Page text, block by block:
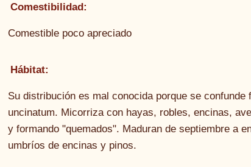
Comestibilidad:
Comestible poco apreciado
Hábitat:
Su distribución es mal conocida porque se
uncinatum. Micorriza con hayas, robles, encinas,
y formando "quemados". Maduran de septiembre a
umbríos de encinas y pinos.